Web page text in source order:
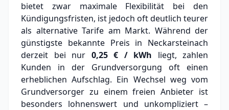
bietet zwar maximale Flexibilität bei den
Kündigungsfristen, ist jedoch oft deutlich teurer
als alternative Tarife am Markt. Während der
günstigste bekannte Preis in Neckarsteinach
derzeit bei nur 0,25 € / kWh liegt, zahlen
Kunden in der Grundversorgung oft einen
erheblichen Aufschlag. Ein Wechsel weg vom
Grundversorger zu einem freien Anbieter ist
besonders lohnenswert und unkompliziert –